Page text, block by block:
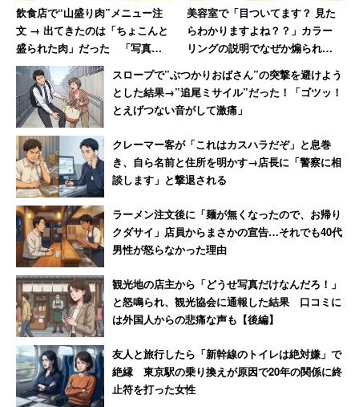
飲食店で“山盛り肉”メニュー注
文 → 出てきたのは「ちょこんと
盛られた肉」だった 「写真通
りに盛って下さい」と猛抗議し
た30代男性
美容室で「目ついてます？ 見た
らわかりますよね？？」カラー
リングの説明でなぜか煽られた
女性 30年後も思い出す苦い記
憶
スロープで”ぶつかりおばさん”の突撃を避けよう
とした結果→”追尾ミサイル”だった！「ゴツッ！
とえげつない音がして激痛」
クレーマー客が「これはカスハラだぞ」と息巻
き、自ら名前と住所を明かす→店長に「警察に相
談します」と撃退される
ラーメン注文後に「麺が無くなったので、お帰り
クダサイ」店員からまさかの宣告…それでも40代
男性が怒らなかった理由
観光地の店主から「どうせ写真だけなんだろ！」
と怒鳴られ、観光協会に通報した結果 口コミに
は外国人からの悲痛な声も【後編】
友人と旅行したら「新幹線のトイレは絶対嫌」で
絶縁 東京駅の乗り換えが原因で20年の関係に終
止符を打った女性